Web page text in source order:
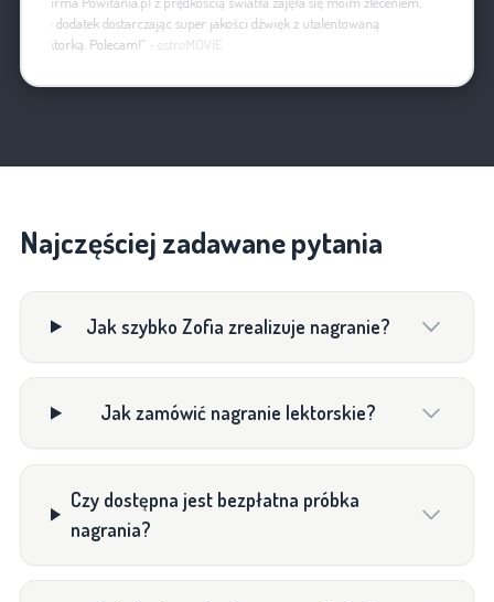
na dodatek dostarczając super jakości dźwięk z utalentowaną
lektorką. Polecam!”- ostroMOVIE
Najczęściej zadawane pytania
Jak szybko Zofia zrealizuje nagranie?
Jak zamówić nagranie lektorskie?
Czy dostępna jest bezpłatna próbka
nagrania?